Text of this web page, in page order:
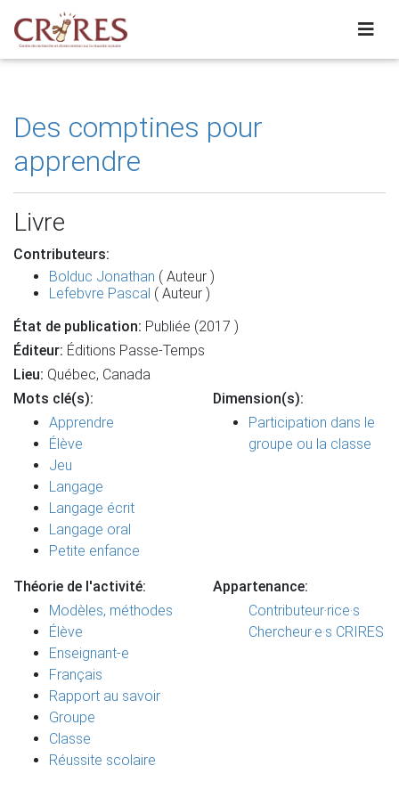
Des comptines pour
apprendre
Livre
Contributeurs:
Bolduc Jonathan ( Auteur )
Lefebvre Pascal ( Auteur )
État de publication: Publiée (2017 )
Éditeur: Éditions Passe-Temps
Lieu: Québec, Canada
Mots clé(s):
Apprendre
Élève
Jeu
Langage
Langage écrit
Langage oral
Petite enfance
Dimension(s):
Participation dans le
groupe ou la classe
Théorie de l'activité:
Modèles, méthodes
Élève
Enseignant-e
Français
Rapport au savoir
Groupe
Classe
Réussite scolaire
Appartenance:
Contributeur·rice·s
Chercheur·e·s CRIRES